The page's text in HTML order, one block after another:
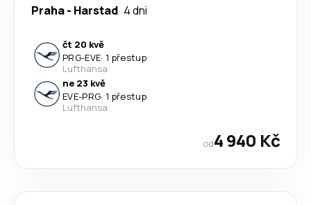
Praha- Harstad 4 dni
čt 20 kvě
PRG-EVE· 1 přestup
Lufthansa
ne 23 kvě
EVE-PRG· 1 přestup
Lufthansa
od4 940 Kč